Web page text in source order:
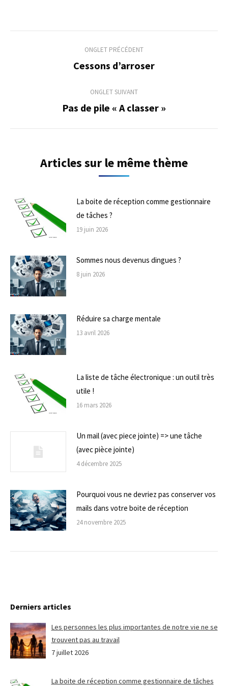
commentaire
ONGLET PRÉCÉDENT
Onglet
Cessons d’arroser
ONGLET SUIVANT
Onglet
Pas de pile « A classer »
Articles sur le même thème
La boite de réception comme gestionnaire
de tâches ?
19 juin 2026
Sommes nous devenus dingues ?
8 juin 2026
Réduire sa charge mentale
13 avril 2026
La liste de tâche électronique : un outil très
utile !
16 mars 2026
Un mail (avec piece jointe) => une tâche
(avec pièce jointe)
4 décembre 2025
Pourquoi vous ne devriez pas conserver vos
mails dans votre boite de réception
24 novembre 2025
Derniers articles
Les personnes les plus importantes de notre vie ne se
trouvent pas au travail
7 juillet 2026
La boite de réception comme gestionnaire de tâches